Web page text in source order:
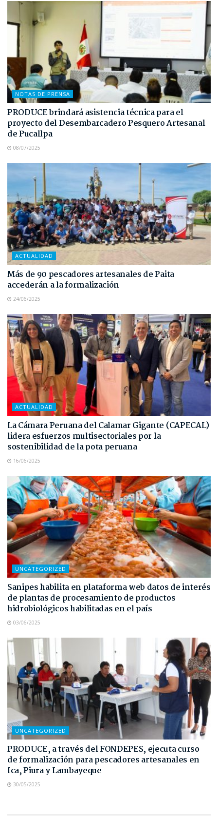
NOTAS DE PRENSA
PRODUCE brindará asistencia técnica para el
proyecto del Desembarcadero Pesquero Artesanal
de Pucallpa
08/07/2025
ACTUALIDAD
Más de 90 pescadores artesanales de Paita
accederán a la formalización
24/06/2025
ACTUALIDAD
La Cámara Peruana del Calamar Gigante (CAPECAL)
lidera esfuerzos multisectoriales por la
sostenibilidad de la pota peruana
16/06/2025
UNCATEGORIZED
Sanipes habilita en plataforma web datos de interés
de plantas de procesamiento de productos
hidrobiológicos habilitadas en el país
03/06/2025
UNCATEGORIZED
PRODUCE, a través del FONDEPES, ejecuta curso
de formalización para pescadores artesanales en
Ica, Piura y Lambayeque
30/05/2025